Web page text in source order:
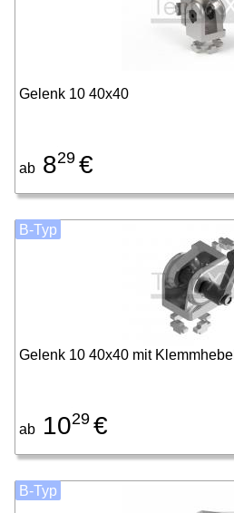
Gelenk 10 40x40
ab 829 €
Gelenk 10 40x40 mit Klemmhebel
ab 1029 €
B-Typ
B-Typ